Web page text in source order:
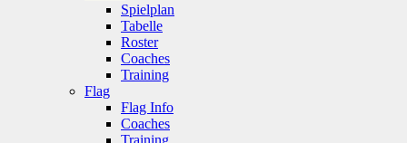
Spielplan
Tabelle
Roster
Coaches
Training
Flag
Flag Info
Coaches
Training